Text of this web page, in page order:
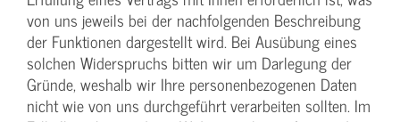
von uns jeweils bei der nachfolgenden Beschreibung
der Funktionen dargestellt wird. Bei Ausübung eines
solchen Widerspruchs bitten wir um Darlegung der
Gründe, weshalb wir Ihre personenbezogenen Daten
nicht wie von uns durchgeführt verarbeiten sollten. Im